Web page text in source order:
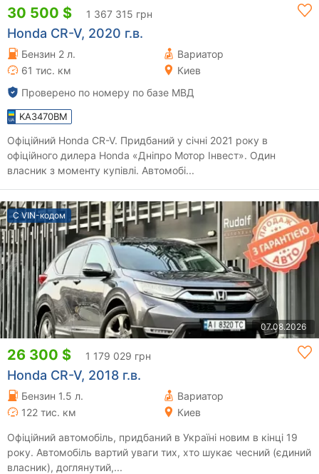
30 500 $ 1 367 315 грн
Honda CR-V, 2020 г.в.
Бензин 2 л.
Вариатор
61 тис. км
Киев
Проверено по номеру по базе МВД
KA3470BM
Офіційний Honda CR-V. Придбаний у січні 2021 року в
офіційного дилера Honda «Дніпро Мотор Інвест». Один
власник з моменту купівлі. Автомобі...
С VIN-кодом
07.08.2026
26 300 $ 1 179 029 грн
Honda CR-V, 2018 г.в.
Бензин 1.5 л.
Вариатор
122 тис. км
Киев
Офіційний автомобіль, придбаний в Україні новим в кінці 19
року. Автомобіль вартий уваги тих, хто шукає чесний (єдиний
власник), доглянутий,...